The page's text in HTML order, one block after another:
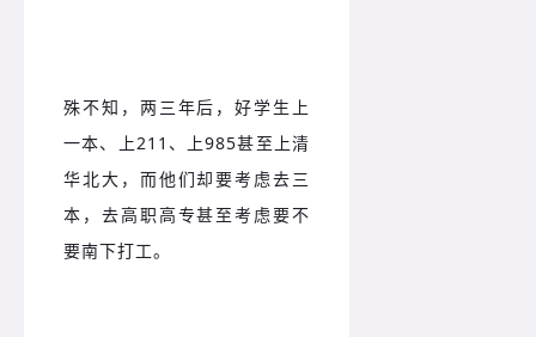
殊不知，两三年后，好学生上
一本、上211、上985甚至上清
华北大，而他们却要考虑去三
本，去高职高专甚至考虑要不
要南下打工。